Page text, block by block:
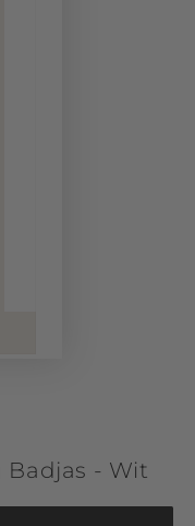
Badjas - Wit